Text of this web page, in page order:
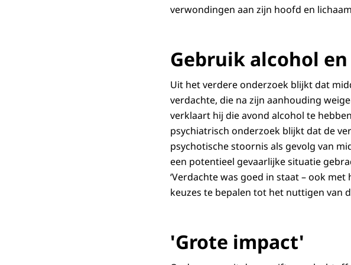
verwondingen aan zijn hoofd en
Gebruik alcohol
Uit het verdere onderzoek blijkt dat
verdachte, die na zijn aanhouding
verklaart hij die avond alcohol te
psychiatrisch onderzoek blijkt dat de
psychotische stoornis als gevolg van
een potentieel gevaarlijke situatie
‘Verdachte was goed in staat – ook
keuzes te bepalen tot het nuttigen van
'Grote impact'